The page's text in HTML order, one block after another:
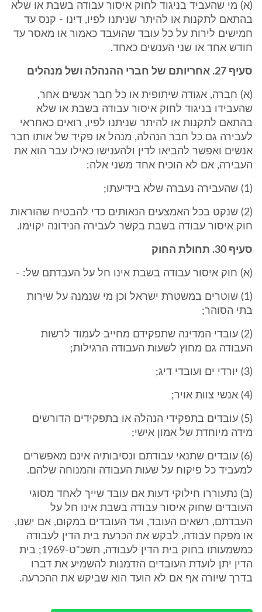
(א) מי שהעביד בניגוד לחוק איסור עבודה בשבת או שלא
בהתאם לתקנות או להיתר שניתנו לפיו, דינו - קנס עד
חמישים לירות על כל עובד שהועבד כאמור או מאסר עד
חודש אחד או שני הענשים כאחד.
סעיף 27. אחריותם של חברי ההנהלה ושל מנהלים
(א) חברה, אגודה שיתופית או כל חבר אנשים אחר,
שהעבידו בניגוד לחוק איסור עבודה בשבת או שלא
בהתאם לתקנות או להיתר שניתנו לפיו, רואים כאחראי
לעבירה גם כל חבר הנהלה, מנהל או פקיד של אותו חבר
אנשים ואפשר להביאו לדין ולהענישו כאילו עבר הוא את
העבירה, אם לא הוכיח אחד משני אלה:
(1) שהעבירה נעברה שלא בידיעתו;
(2) שנקט בכל האמצעים הנאותים כדי להבטיח שהוראות
חוק איסור עבודה בשבת בקשר לעבירה הנידונה יקוימו.
סעיף 30. תחולת החוק
(א) חוק איסור עבודה בשבת אינו חל על העבדתם של: -
(1) שוטרים במשטרת ישראל וכן מי שנמנה על שירות
בתי הסוהר;
(2) עובדי המדינה שתפקידם מחייב לעמוד לרשות
העבודה גם מחוץ לשעות העבודה הרגילות;
(3) יורדי ים ועובדי דיג;
(4) אנשי צוות אויר;
(5) עובדים בתפקידי הנהלה או בתפקידים הדורשים
מידה מיוחדת של אמון אישי;
(6) עובדים שתנאי עבודתם ונסיבותיה אינם מאפשרים
למעביד כל פיקוח על שעות העבודה והמנוחה שלהם.
(ב) נתעוררו חילוקי דעות אם עובד שייך לאחד מסוגי
העובדים שחוק איסור עבודה בשבת אינו חל על
העבדתם, רשאים העובד, ועד העובדים במקום, אם ישנו,
או מפקח עבודה, לבקש את הכרעת בית הדין לעבודה
כמשמעותו בחוק בית הדין לעבודה, תשכ"ט-1969; בית
הדין יתן לועדת העובדים הזדמנות להשמיע את דברו
בדרך שיורה אף אם לא הועד הוא שביקש את ההכרעה.